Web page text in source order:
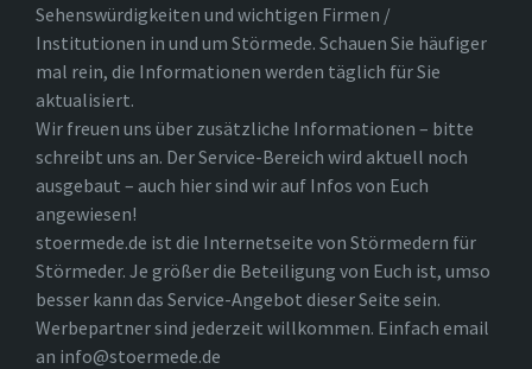
Sehenswürdigkeiten und wichtigen Firmen /
Institutionen in und um Störmede. Schauen Sie häufiger
mal rein, die Informationen werden täglich für Sie
aktualisiert.
Wir freuen uns über zusätzliche Informationen – bitte
schreibt uns an. Der Service-Bereich wird aktuell noch
ausgebaut – auch hier sind wir auf Infos von Euch
angewiesen!
stoermede.de ist die Internetseite von Störmedern für
Störmeder. Je größer die Beteiligung von Euch ist, umso
besser kann das Service-Angebot dieser Seite sein.
Werbepartner sind jederzeit willkommen. Einfach email
an info@stoermede.de